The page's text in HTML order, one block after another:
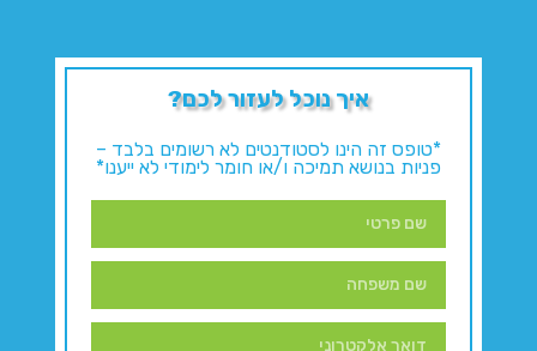
איך נוכל לעזור לכם?
*טופס זה הינו לסטודנטים לא רשומים בלבד –
פניות בנושא תמיכה ו/או חומר לימודי לא ייענו*